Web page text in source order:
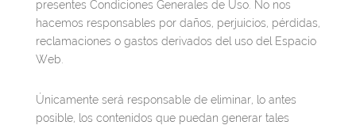
presentes Condiciones Generales de Uso. No nos
hacemos responsables por daños, perjuicios, pérdidas,
reclamaciones o gastos derivados del uso del Espacio
Web.
Únicamente será responsable de eliminar, lo antes
posible, los contenidos que puedan generar tales